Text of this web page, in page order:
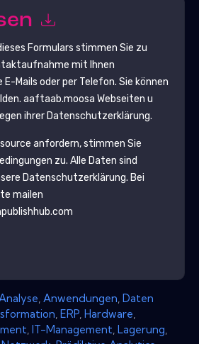
Formulars stimmen Sie zu
mit Ihnen
Mails oder per Telefon. Sie können
aaftaab.moosa Webseiten u
ihrer Datenschutzerklärung.
anfordern, stimmen Sie
zu. Alle Daten sind
Datenschutzerklärung. Bei
mailen
Anwendungen Daten
ERP Hardware
IT-Management Lagerung